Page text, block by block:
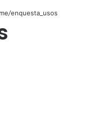
/enquesta_usos